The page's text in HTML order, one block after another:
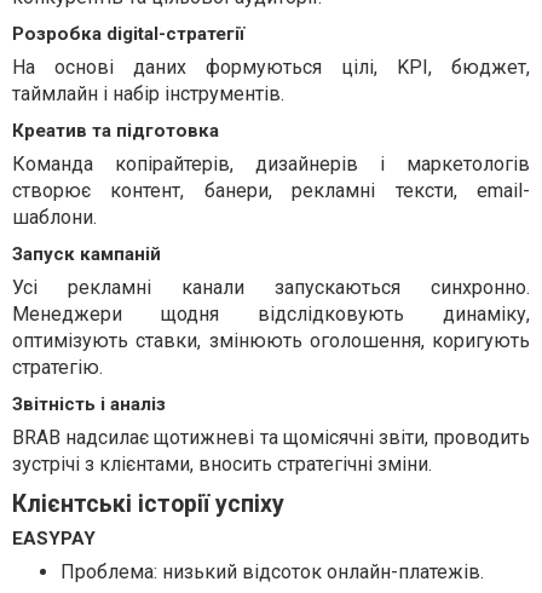
Розробка digital-стратегії
На основі даних формуються цілі, KPI, бюджет,
таймлайн і набір інструментів.
Креатив та підготовка
Команда копірайтерів, дизайнерів і маркетологів
створює контент, банери, рекламні тексти, email-
шаблони.
Запуск кампаній
Усі рекламні канали запускаються синхронно.
Менеджери щодня відслідковують динаміку,
оптимізують ставки, змінюють оголошення, коригують
стратегію.
Звітність і аналіз
BRAB надсилає щотижневі та щомісячні звіти, проводить
зустрічі з клієнтами, вносить стратегічні зміни.
Клієнтські історії успіху
EASYPAY
Проблема: низький відсоток онлайн-платежів.